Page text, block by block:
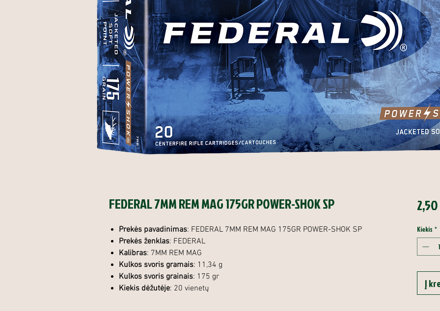
FEDERAL 7MM REM MAG 175GR POWER-SHOK SP
Prekės pavadinimas: FEDERAL 7MM REM MAG 175GR POWER-SHOK SP
Prekės ženklas: FEDERAL
Kalibras: 7MM REM MAG
Kulkos svoris gramais: 11,34 g
Kulkos svoris grainais: 175 gr
Kiekis dėžutėje: 20 vienetų
Kiekis *
Į